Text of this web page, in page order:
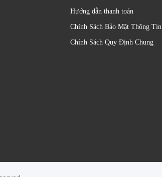
Hướng dẫn thanh toán
Chính Sách Bảo Mật Thông Tin
Chính Sách Quy Định Chung